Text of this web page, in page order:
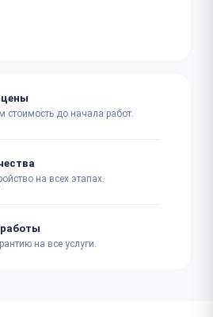
стоимость до начала работ.
на всех этапах.
на все услуги.